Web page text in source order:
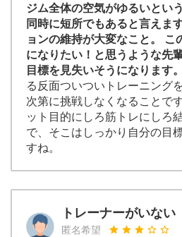
ジム全体の空気がゆるいとい
同時に短所でもあると言えま
ョンの維持が大変なこと。 こ
になりたい！と思うような先
目標を見失いそうになります。
る反面ついついトレーニング
次第に挑戦しなくなることで
ット目的にしろ筋トレにしろ
で、そこはしっかり自分の目
すね。
トレーナーがいない
匿名希望